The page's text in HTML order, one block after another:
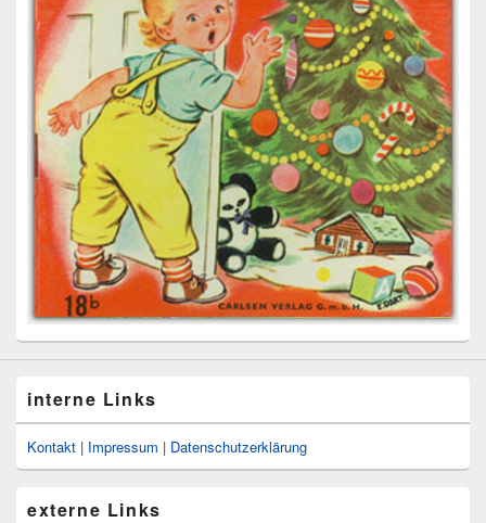
interne Links
Kontakt | Impressum | Datenschutzerklärung
externe Links